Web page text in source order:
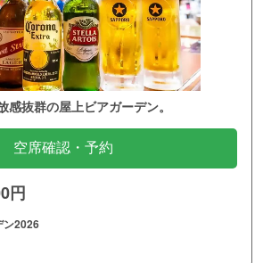
感抜群の屋上ビアガーデン。
空席確認・予約
円
ン2026